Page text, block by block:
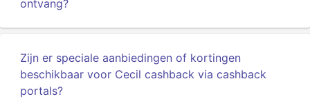
ontvang?
Zijn er speciale aanbiedingen of kortingen
beschikbaar voor Cecil cashback via cashback
portals?